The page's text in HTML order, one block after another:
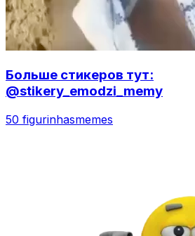
Больше стикеров тут:
@stikery_emodzi_memy
50 figurinhasmemes